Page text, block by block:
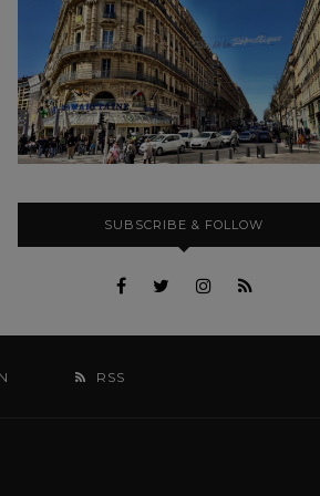
SUBSCRIBE & FOLLOW
RSS